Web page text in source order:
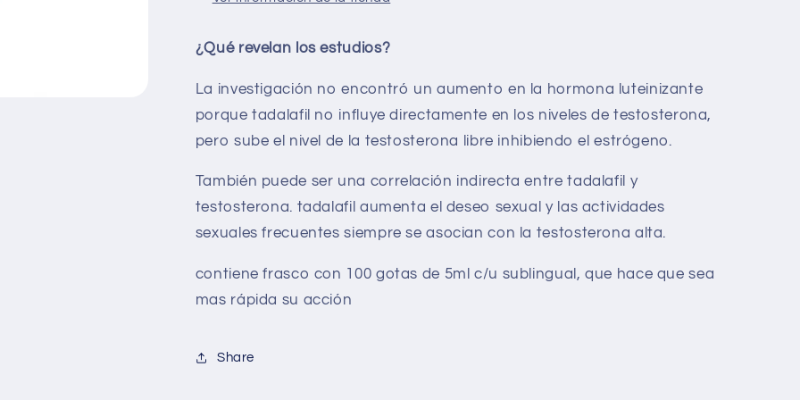
¿Qué revelan los estudios?
La investigación no encontró un aumento en la hormona luteinizante
porque tadalafil no influye directamente en los niveles de testosterona,
pero sube el nivel de la testosterona libre inhibiendo el estrógeno.
También puede ser una correlación indirecta entre tadalafil y
testosterona. tadalafil aumenta el deseo sexual y las actividades
sexuales frecuentes siempre se asocian con la testosterona alta.
contiene frasco con 100 gotas de 5ml c/u sublingual, que hace que sea
mas rápida su acción
Share